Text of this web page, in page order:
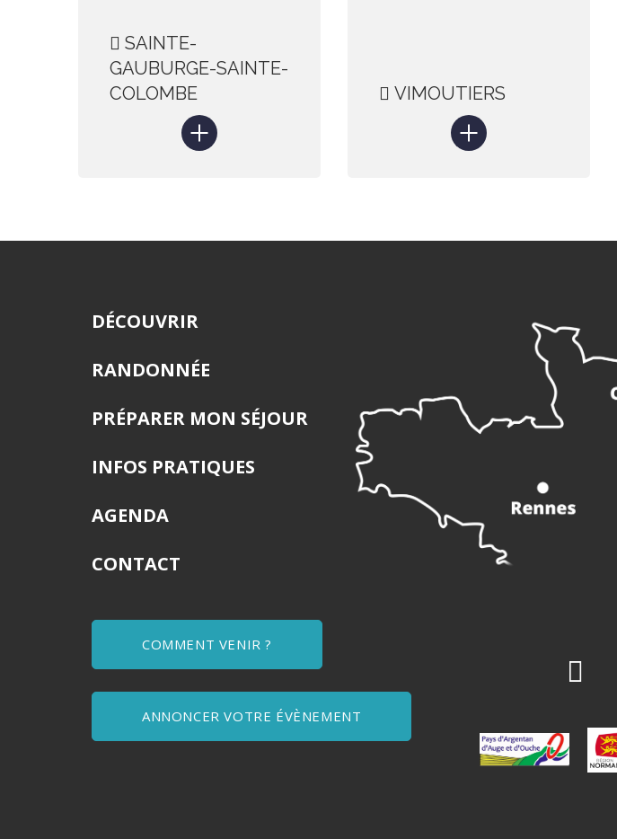
SAINTE-
GAUBURGE-SAINTE-
COLOMBE
VIMOUTIERS
DÉCOUVRIR
RANDONNÉE
PRÉPARER MON SÉJOUR
INFOS PRATIQUES
AGENDA
CONTACT
COMMENT VENIR ?
ANNONCER VOTRE ÉVÈNEMENT